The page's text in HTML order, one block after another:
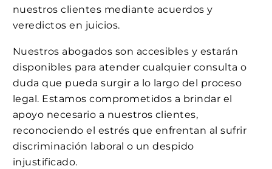
nuestros clientes mediante acuerdos y
veredictos en juicios.
Nuestros abogados son accesibles y estarán
disponibles para atender cualquier consulta o
duda que pueda surgir a lo largo del proceso
legal. Estamos comprometidos a brindar el
apoyo necesario a nuestros clientes,
reconociendo el estrés que enfrentan al sufrir
discriminación laboral o un despido
injustificado.